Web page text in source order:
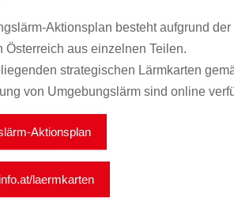
Aktionsplan besteht aufgrund
Österreich aus einzelnen Teilen.
strategischen Lärmkarten
von Umgebungslärm sind online
Aktionsplan
laermkarten